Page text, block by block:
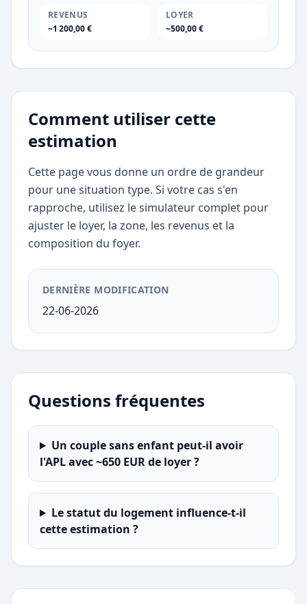
REVENUS
~1 200,00 €
LOYER
~500,00 €
Comment utiliser cette
estimation
Cette page vous donne un ordre de grandeur
pour une situation type. Si votre cas s'en
rapproche, utilisez le simulateur complet pour
ajuster le loyer, la zone, les revenus et la
composition du foyer.
DERNIÈRE MODIFICATION
22-06-2026
Questions fréquentes
Un couple sans enfant peut-il avoir
l'APL avec ~650 EUR de loyer ?
Le statut du logement influence-t-il
cette estimation ?